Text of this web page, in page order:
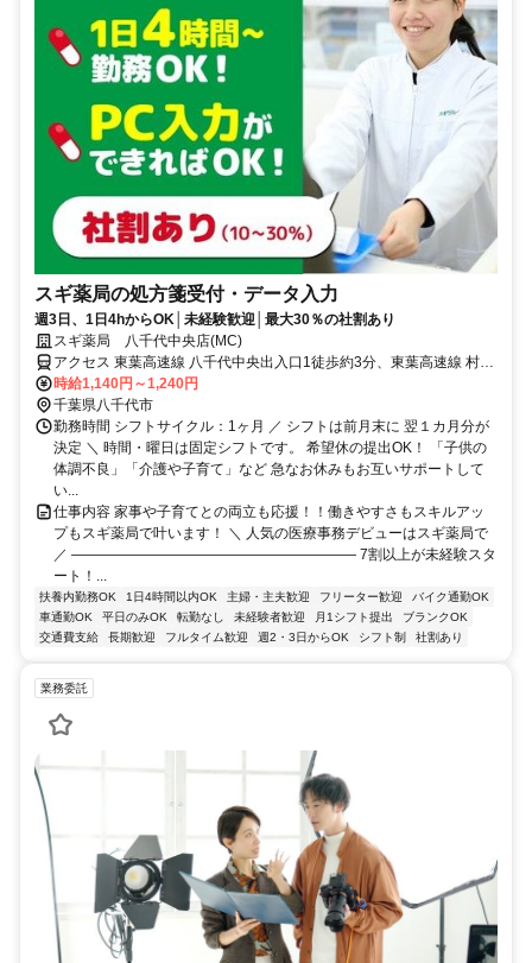
スギ薬局の処方箋受付・データ入力
週3日、1日4hからOK│未経験歓迎│最大30％の社割あり
スギ薬局 八千代中央店(MC)
アクセス 東葉高速線 八千代中央出入口1徒歩約3分、東葉高速線 村上
（千葉県）徒歩約26分、京成本線 京成大和田臨時口徒歩約30分
時給1,140円～1,240円
千葉県八千代市
勤務時間 シフトサイクル：1ヶ月 ／ シフトは前月末に 翌１カ月分が
決定 ＼ 時間・曜日は固定シフトです。 希望休の提出OK！ 「子供の
体調不良」「介護や子育て」など 急なお休みもお互いサポートして
い...
仕事内容 家事や子育てとの両立も応援！！働きやすさもスキルアッ
プもスギ薬局で叶います！ ＼ 人気の医療事務デビューはスギ薬局で
／ ―――――――――――――――――――― 7割以上が未経験スタ
ート！...
扶養内勤務OK 1日4時間以内OK 主婦・主夫歓迎 フリーター歓迎
バイク通勤OK
車通勤OK
平日のみOK 転勤なし 未経験者歓迎 月1シフト提出
ブランクOK
交通費支給
長期歓迎 フルタイム歓迎 週2・3日からOK シフト制 社割あり
業務委託